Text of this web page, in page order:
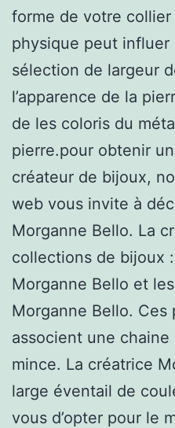
forme de votre
physique peut influer
sélection de largeur
l’apparence de la
de les coloris du
pierre.pour obtenir
créateur de bijoux,
web vous invite à
Morganne Bello. La
collections de bijoux
Morganne Bello et
Morganne Bello. Ces
associent une
mince. La créatrice
large éventail de
vous d’opter pour le